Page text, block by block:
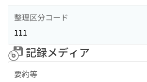
整理区分コード
111
記録メディア
要約等